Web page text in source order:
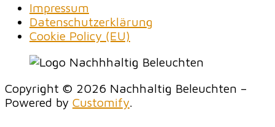
Impressum
Datenschutzerklärung
Cookie Policy (EU)
Copyright © 2026 Nachhaltig Beleuchten –
Powered by Customify.